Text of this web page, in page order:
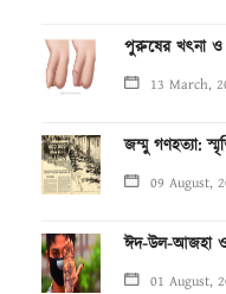
পুরুষের খৎনা ও
13 March,
জম্মু গণহত্যা:
09 August,
ঈদ-উল-আজহা
01 August,